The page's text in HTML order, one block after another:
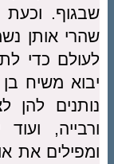
שבגוף. וכעת
שהרי אותן
לעולם כדי
יבוא משיח בן
נותנים להן
ורבייה,
ומפילים את